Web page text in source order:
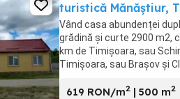
turistică Mănăștiur,
Vând casa abundenței
grădină și curte 2900 m2,
km de Timișoara, sau
Timișoara, sau Brașov și
619 RON/m2 | 500 m2